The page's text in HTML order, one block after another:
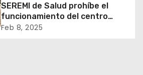
SEREMI de Salud prohíbe el
funcionamiento del centro
recreativo Tantakuy
Feb 8, 2025